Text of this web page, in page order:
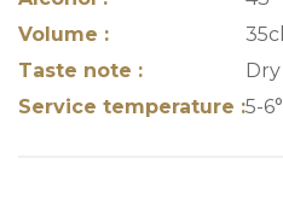
Volume :
35cl
Taste note :
Dry
Service temperature :5-6°